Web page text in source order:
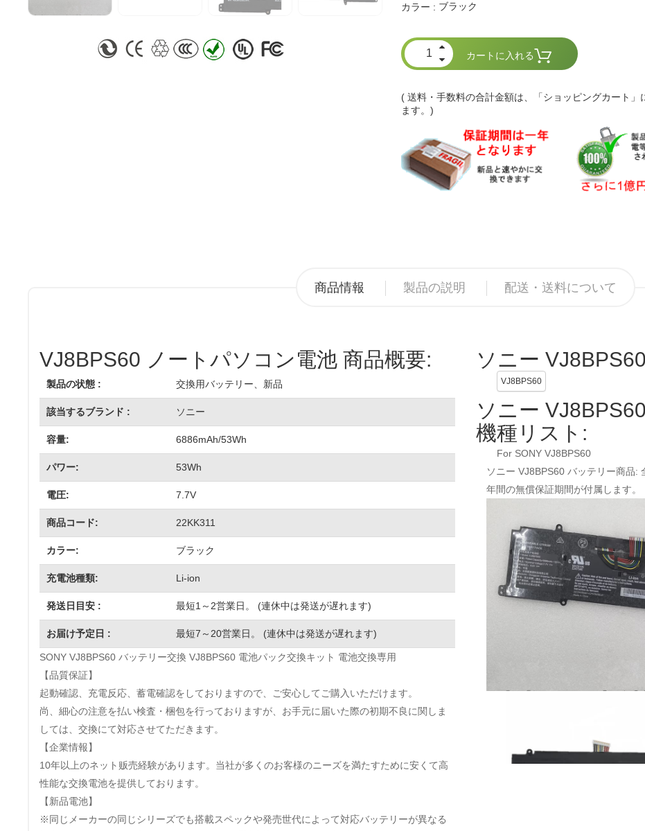
カラー : ブラック
カートに入れる
( 送料・手数料の合計金額は、「ショッピングカート」
ます。)
商品情報 製品の説明 配送・送料について
VJ8BPS60 ノートパソコン電池 商品概要:
製品の状態 : 交換用バッテリー、新品
該当するブランド : ソニー
容量: 6886mAh/53Wh
パワー: 53Wh
電圧: 7.7V
商品コード: 22KK311
カラー: ブラック
充電池種類: Li-ion
発送日目安 : 最短1～2営業日。 (連休中は発送が遅れます)
お届け予定日 : 最短7～20営業日。 (連休中は発送が遅れます)
SONY VJ8BPS60 バッテリー交換 VJ8BPS60 電池パック交換キット 電池交換専用
【品質保証】
起動確認、充電反応、蓄電確認をしておりますので、ご安心してご購入いただけます。
尚、細心の注意を払い検査・梱包を行っておりますが、お手元に届いた際の初期不良に関しま
しては、交換にて対応させてただきます。
【企業情報】
10年以上のネット贩売経験があります。当社が多くのお客様のニーズを満たすために安くて高
性能な交換電池を提供しております。
【新品電池】
※同じメーカーの同じシリーズでも搭載スペックや発売世代によって対応バッテリーが異なる
ソニー
VJ8BPS60
ソニー
機種リスト:
For SONY VJ8BPS60
ソニー VJ8BPS60 バッテリー商品:
年間の無償保証期間が付属します。